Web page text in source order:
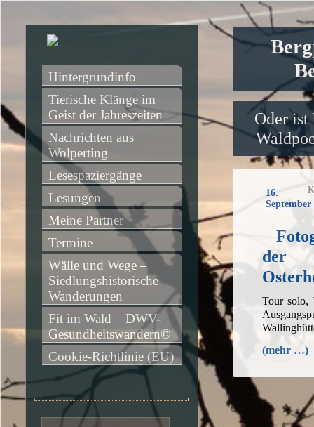
Oder ist
16.
September
der
Tour
(mehr …)
Hintergrundinfo
Tierische Klänge im
Geist der Jahreszeiten
Nachrichten aus
Wolperting
Lesespaziergänge
Lesungen
Meine Partner
Termine
Wälle und Wege –
Siedlungshistorische
Wanderungen
Fit im Wald – DWV-
Gesundheitswandern©
Cookie-Richtlinie (EU)